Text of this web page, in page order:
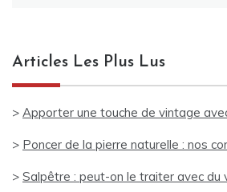
Articles Les Plus Lus
> Apporter une touche de vintage
> Poncer de la pierre naturelle : nos
> Salpêtre : peut-on le traiter avec du